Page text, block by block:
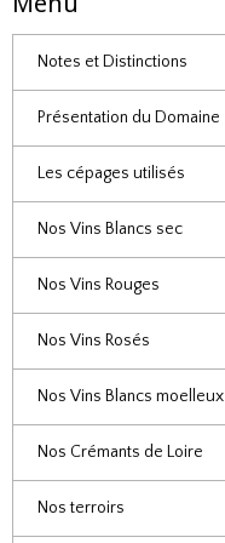
Notes et Distinctions
Présentation du Domaine
Les cépages utilisés
Nos Vins Blancs sec
Nos Vins Rouges
Nos Vins Rosés
Nos Vins Blancs moelleux
Nos Crémants de Loire
Nos terroirs